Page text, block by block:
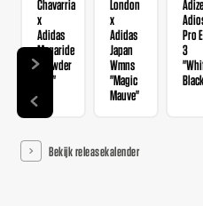
Chavarria
x
Adidas
Megaride
"Powder
Red"
London
x
Adidas
Japan
Wmns
"Magic
Mauve"
Pro
3
Bekijk releasekalender